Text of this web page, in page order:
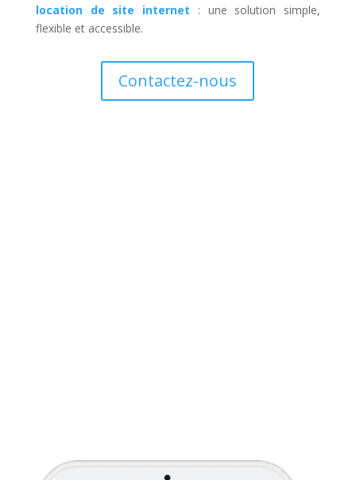
location de site internet : une solution simple,
flexible et accessible.
Contactez-nous